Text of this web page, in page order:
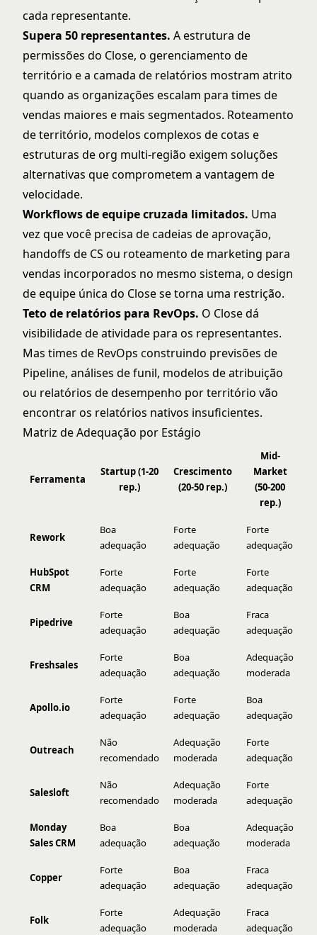
cada representante.
Supera 50 representantes. A estrutura de
permissões do Close, o gerenciamento de
território e a camada de relatórios mostram atrito
quando as organizações escalam para times de
vendas maiores e mais segmentados. Roteamento
de território, modelos complexos de cotas e
estruturas de org multi-região exigem soluções
alternativas que comprometem a vantagem de
velocidade.
Workflows de equipe cruzada limitados. Uma
vez que você precisa de cadeias de aprovação,
handoffs de CS ou roteamento de marketing para
vendas incorporados no mesmo sistema, o design
de equipe única do Close se torna uma restrição.
Teto de relatórios para RevOps. O Close dá
visibilidade de atividade para os representantes.
Mas times de RevOps construindo previsões de
Pipeline, análises de funil, modelos de atribuição
ou relatórios de desempenho por território vão
encontrar os relatórios nativos insuficientes.
Matriz de Adequação por Estágio
Ferramenta
Startup (1-20
rep.)
Crescimento
(20-50 rep.)
Mid-
Market
(50-200
rep.)
Rework
Boa
adequação
Forte
adequação
Forte
adequação
HubSpot
CRM
Forte
adequação
Forte
adequação
Forte
adequação
Pipedrive
Forte
adequação
Boa
adequação
Fraca
adequação
Freshsales
Forte
adequação
Boa
adequação
Adequação
moderada
Apollo.io
Forte
adequação
Forte
adequação
Boa
adequação
Outreach
Não
recomendado
Adequação
moderada
Forte
adequação
Salesloft
Não
recomendado
Adequação
moderada
Forte
adequação
Monday
Sales CRM
Boa
adequação
Boa
adequação
Adequação
moderada
Copper
Forte
adequação
Boa
adequação
Fraca
adequação
Folk
Forte
adequação
Adequação
moderada
Fraca
adequação